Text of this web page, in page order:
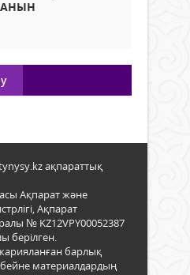
ақпараттық
Ақпарат және
Ақпарат
№ KZ12VPY00052387
берілген.
барлық
материалдардың